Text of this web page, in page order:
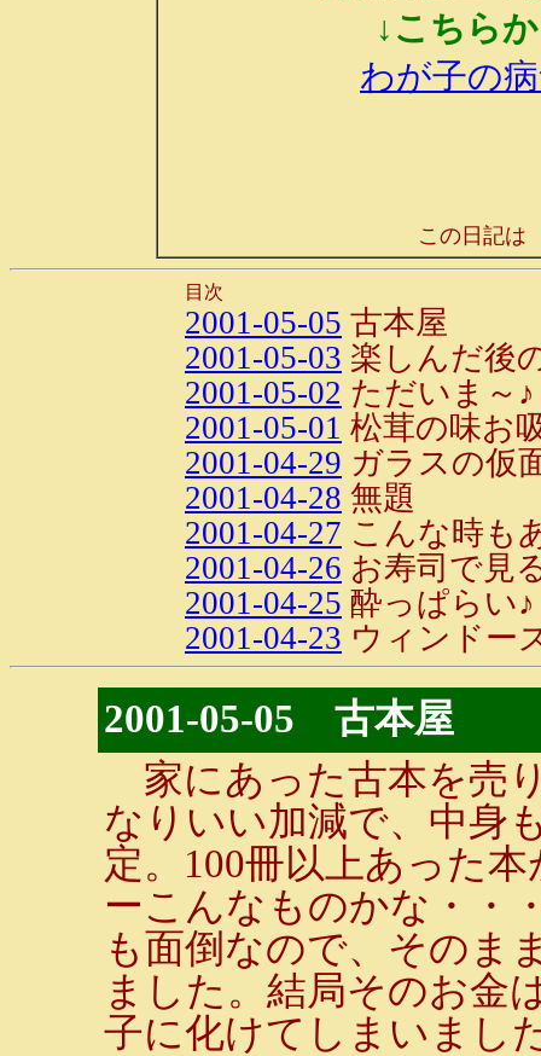
↓こちら
わが子の
この日記は
目次
2001-05-05 古本屋
2001-05-03 楽しんだ後
2001-05-02 ただいま～♪
2001-05-01 松茸の味お
2001-04-29 ガラスの仮
2001-04-28 無題
2001-04-27 こんな時も
2001-04-26 お寿司で見
2001-04-25 酔っぱらい♪
2001-04-23 ウィンドー
2001-05-05 古本屋
家にあった古本を売
なりいい加減で、中身
定。100冊以上あった
ーこんなものかな・・
も面倒なので、そのま
ました。結局そのお金
子に化けてしまいまし